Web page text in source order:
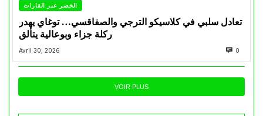
الخضر عبر القارات
تعادل سلبي في كلاسيكو الترجي والصفاقسي… توغاي يهدر
ركلة جزاء وبوعالية يتألق
Avril 30, 2026 0
VOIR PLUS